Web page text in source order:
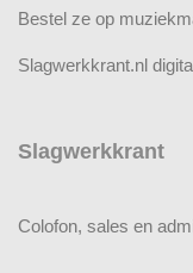
Bestel ze op
Slagwerkkrant.nl
Slagwerkkrant
Colofon, sales en